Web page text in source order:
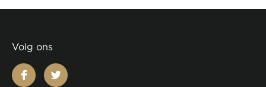
Volg ons
facebooktwitter